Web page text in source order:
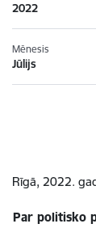
2022
Mēnesis
Jūlijs
Rīgā, 2022.
Par politisko